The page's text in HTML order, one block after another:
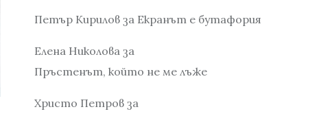
Петър Кирилов за Екранът е бутафория
Елена Николова за
Пръстенът, който не ме лъже
Христо Петров за